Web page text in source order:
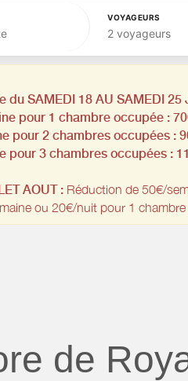
VOYAGEURS
2 voyageurs
du SAMEDI 18 AU SAMEDI 25
pour 1 chambre occupée :
pour 2 chambres occupées :
pour 3 chambres occupées :
AOUT :Réduction de 50€/
ou 20€/nuit pour 1 chambre
de